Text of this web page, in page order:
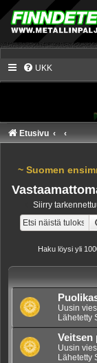
UKK
Etusivu
~ Suomen
Siirry
Haku löysi yli
Uusin
Lähetetty
Veitsen
Uusin
Lähetetty